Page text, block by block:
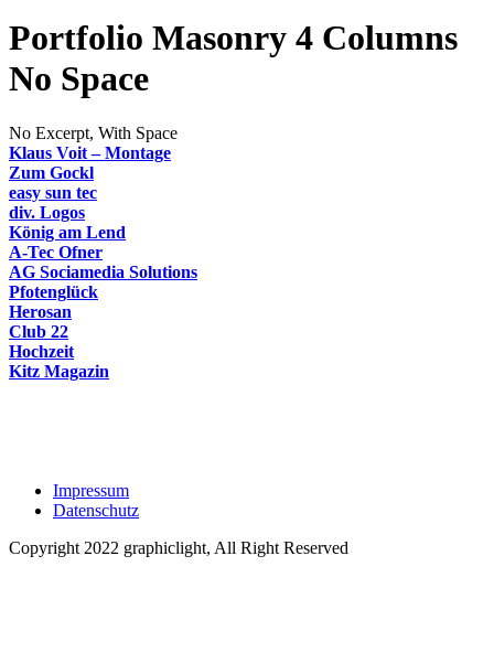
Portfolio Masonry 4 Columns
No Space
No Excerpt, With Space
Klaus Voit – Montage
Zum Gockl
easy sun tec
div. Logos
König am Lend
A-Tec Ofner
AG Sociamedia Solutions
Pfotenglück
Herosan
Club 22
Hochzeit
Kitz Magazin
Impressum
Datenschutz
Copyright 2022 graphiclight, All Right Reserved